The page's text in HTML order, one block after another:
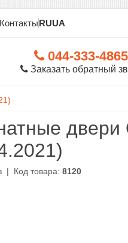
RUUA
044-333-4865
Заказать обратный
двери
| Код товара:8120